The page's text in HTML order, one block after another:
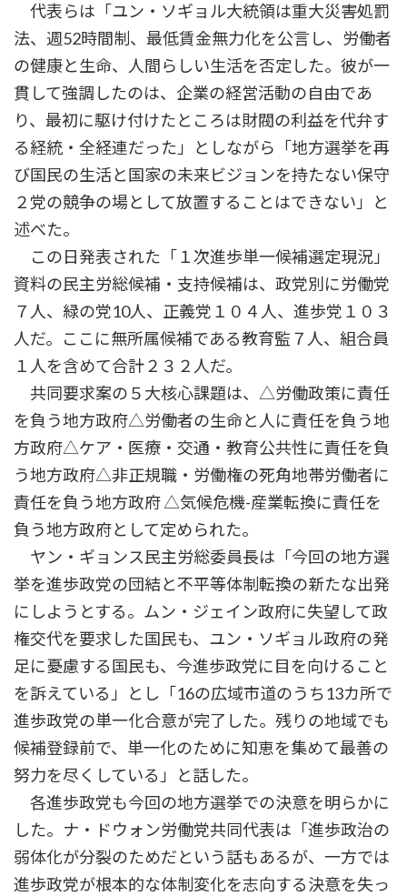
代表らは「ユン・ソギョル大統領は重大災害処罰
法、週52時間制、最低賃金無力化を公言し、労働者
の健康と生命、人間らしい生活を否定した。彼が一
貫して強調したのは、企業の経営活動の自由であ
り、最初に駆け付けたところは財閥の利益を代弁す
る経統・全経連だった」としながら「地方選挙を再
び国民の生活と国家の未来ビジョンを持たない保守
２党の競争の場として放置することはできない」と
述べた。
この日発表された「１次進歩単一候補選定現況」
資料の民主労総候補・支持候補は、政党別に労働党
７人、緑の党10人、正義党１０４人、進歩党１０３
人だ。ここに無所属候補である教育監７人、組合員
１人を含めて合計２３２人だ。
共同要求案の５大核心課題は、△労働政策に責任
を負う地方政府△労働者の生命と人に責任を負う地
方政府△ケア・医療・交通・教育公共性に責任を負
う地方政府△非正規職・労働権の死角地帯労働者に
責任を負う地方政府 △気候危機-産業転換に責任を
負う地方政府として定められた。
ヤン・ギョンス民主労総委員長は「今回の地方選
挙を進歩政党の団結と不平等体制転換の新たな出発
にしようとする。ムン・ジェイン政府に失望して政
権交代を要求した国民も、ユン・ソギョル政府の発
足に憂慮する国民も、今進歩政党に目を向けること
を訴えている」とし「16の広域市道のうち13カ所で
進歩政党の単一化合意が完了した。残りの地域でも
候補登録前で、単一化のために知恵を集めて最善の
努力を尽くしている」と話した。
各進歩政党も今回の地方選挙での決意を明らかに
した。ナ・ドウォン労働党共同代表は「進歩政治の
弱体化が分裂のためだという話もあるが、一方では
進歩政党が根本的な体制変化を志向する決意を失っ